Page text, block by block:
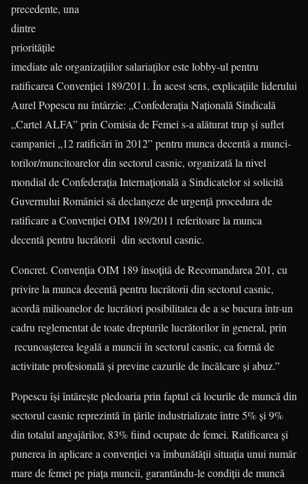
precedente, una
dintre
priorităţile
imediate ale organizaţiilor salariaţilor este lobby-ul pentru
ratificarea Convenţiei 189/2011. În acest sens, explicaţiile liderului
Aurel Popescu nu întârzie: „Confederaţia Naţională Sindi­cală
„Cartel ALFA” prin Comisia de Femei s-a alăturat trup şi suflet
cam­paniei „12 ratificări în 2012” pentru munca decentă a munci­
to­rilor/muncitoarelor din sectorul casnic, organizată la nivel
mondial de Confederaţia Internaţională a Sindicatelor si solicită
Guvernului României să declanşeze de urgenţă procedura de
ratificare a Convenţiei OIM 189/2011 referitoare la munca
decentă pentru lucrătorii din sectorul casnic.
Concret. Convenţia OIM 189 însoţită de Recomandarea 201, cu
privire la munca decentă pentru lucrătorii din sectorul casnic,
acordă milioanelor de lucrători posibilitatea de a se bucura într-un
cadru reglementat de toate drepturile lucrătorilor în general, prin
recunoaşterea legală a muncii în sectorul casnic, ca formă de
activitate profesională şi previne cazurile de încălcare şi abuz.”
Popescu îşi întăreşte pledoaria prin faptul că locurile de mun­că din
sectorul casnic reprezintă în ţările industrializate între 5% şi 9%
din totalul angajărilor, 83% fiind ocupate de femei. Ratificarea şi
punerea în aplicare a convenţiei va îmbunătăţii situaţia unui nu­măr
mare de femei pe piaţa muncii, garantându-le condiţii de mun­că